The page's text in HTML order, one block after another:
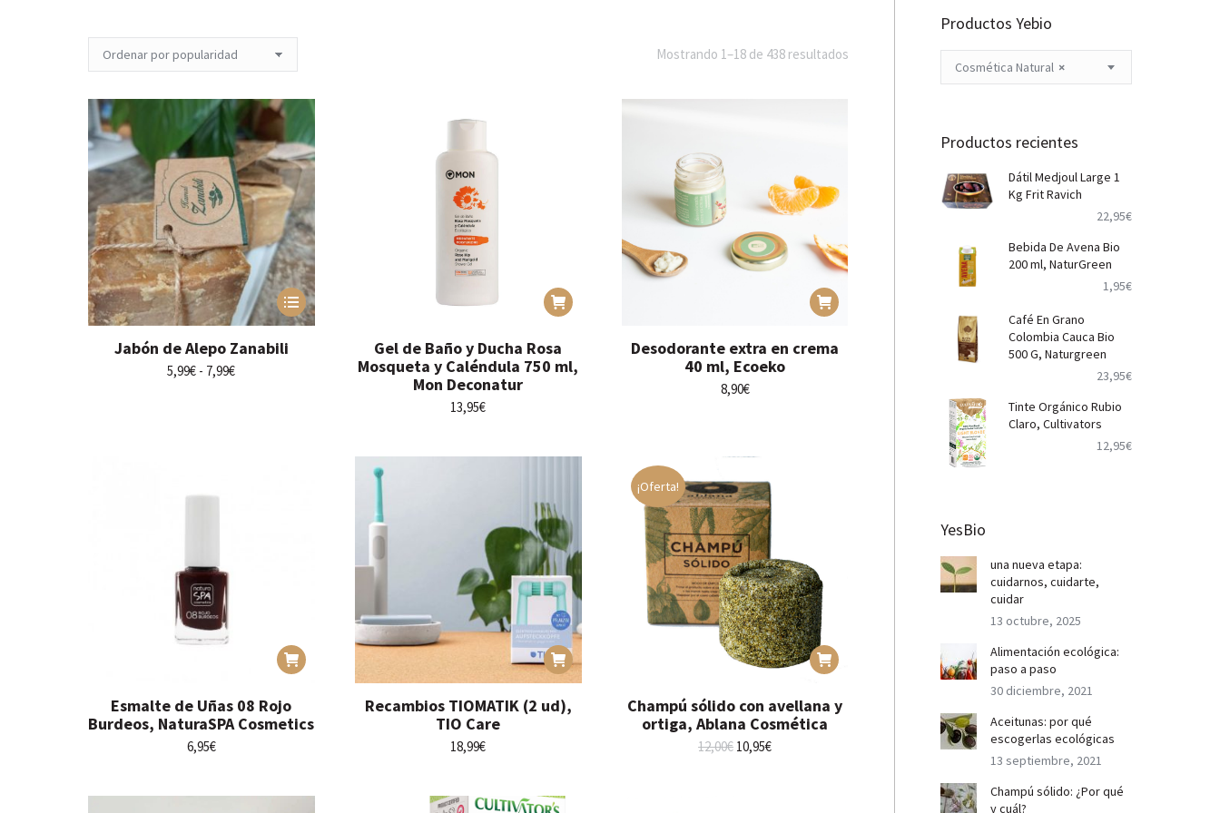
Mostrando 1–18 de 438 resultadosOrdenado
Este
producto
tiene
múltiples
Jabón de Alepo Zanabili
5,99€ - 7,99€Rango
Gel de Baño y Ducha Rosa
Mosqueta y Caléndula 750 ml,
Mon Deconatur
13,95€
Desodorante extra en crema
40 ml, Ecoeko
8,90€
Esmalte de Uñas 08 Rojo
Burdeos, NaturaSPA Cosmetics
6,95€
Recambios TIOMATIK (2 ud),
TIO Care
18,99€
¡Oferta!
Champú sólido con avellana y
ortiga, Ablana Cosmética
12,00€ El
10,95€El
Productos Yebio
×
Cosmética Natural
Productos recientes
Dátil Medjoul Large 1
Kg Frit Ravich
22,95€
Bebida De Avena Bio
200 ml, NaturGreen
1,95€
Café En Grano
Colombia Cauca Bio
500 G, Naturgreen
23,95€
Tinte Orgánico Rubio
Claro, Cultivators
12,95€
YesBio
una nueva etapa:
cuidarnos, cuidarte,
cuidar
13 octubre, 2025
Alimentación ecológica:
paso a paso
30 diciembre, 2021
Aceitunas: por qué
escogerlas ecológicas
13 septiembre, 2021
Champú sólido: ¿Por qué
y cuál?